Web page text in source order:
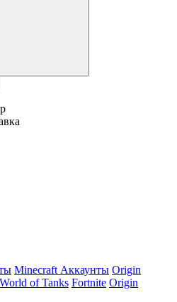
Minecraft Аккаунты Origin
World of Tanks Fortnite Origin